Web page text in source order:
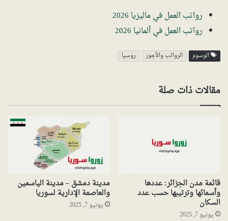
رواتب العمل في ماليزيا 2026
رواتب العمل في ألمانيا 2026
الوسوم الرواتب والأجور روسيا
مقالات ذات صلة
قائمة مدن الجزائر: عددها
وأسمائها وترتيبها حسب عدد
السكان
يونيو 7, 2025
مدينة دمشق – مدينة الياسمين
والعاصمة الإدارية لسوريا
يونيو 7, 2025